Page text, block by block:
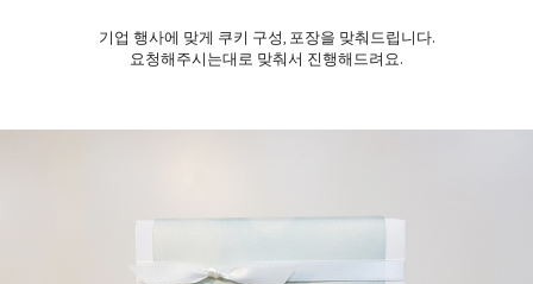
기업 행사에 맞게 쿠키 구성, 포장을 맞춰드립니다.
요청해주시는대로 맞춰서 진행해드려요.